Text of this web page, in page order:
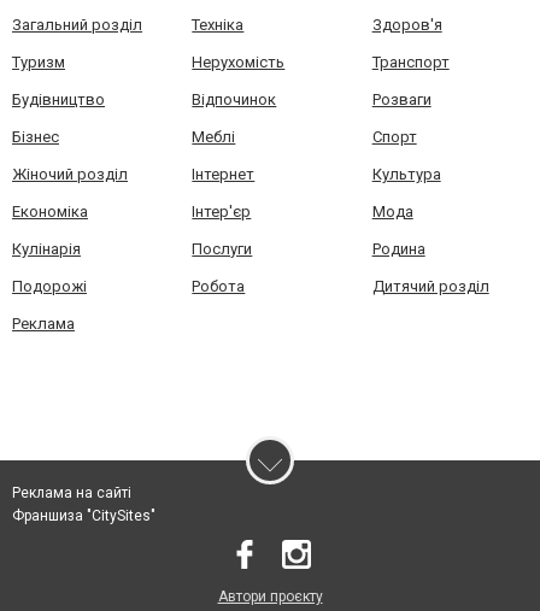
Загальний розділ Техніка Здоров'я
Туризм Нерухомість Транспорт
Будівництво Відпочинок Розваги
Бізнес Меблі Спорт
Жіночий розділ Інтернет Культура
Економіка Інтер'єр Мода
Кулінарія Послуги Родина
Подорожі Робота Дитячий розділ
Реклама
Реклама на сайті
Франшиза "CitySites"
Автори проєкту